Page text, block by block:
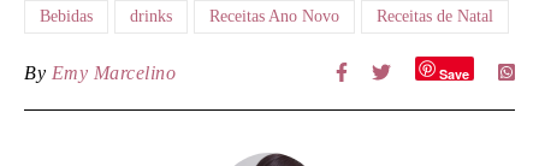
Bebidas drinks Receitas Ano Novo Receitas de Natal
By Emy Marcelino Save